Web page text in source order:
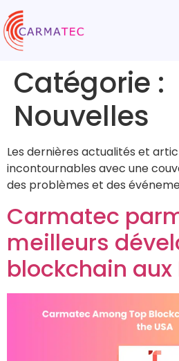
Catégorie :
Nouvelles
Les dernières actualités et
incontournables avec une
des problèmes et des
Carmatec
meilleurs
blockchain